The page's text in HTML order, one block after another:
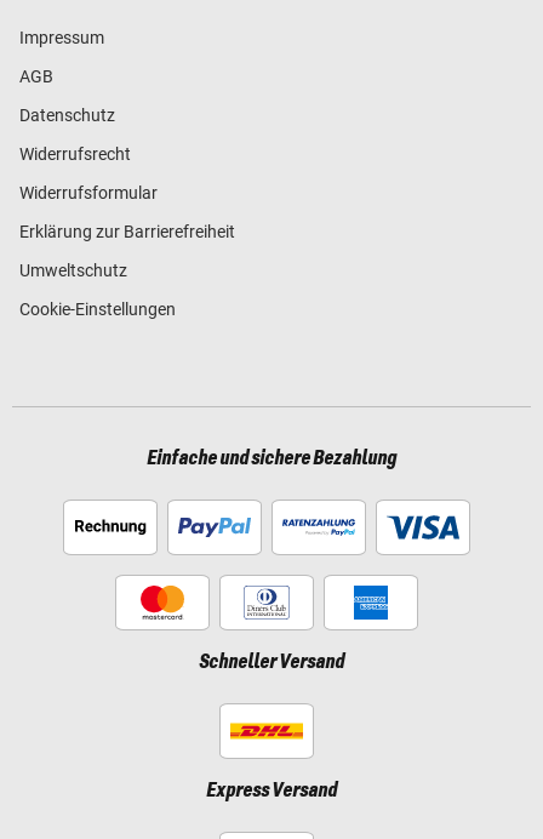
Impressum
AGB
Datenschutz
Widerrufsrecht
Widerrufsformular
Erklärung zur Barrierefreiheit
Umweltschutz
Cookie-Einstellungen
Einfache und sichere Bezahlung
Schneller Versand
Express Versand